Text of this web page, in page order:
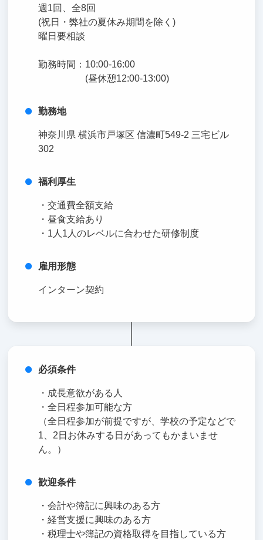
週1回、全8回
(祝日・弊社の夏休み期間を除く)
曜日要相談
勤務時間：10:00-16:00
(昼休憩12:00-13:00)
勤務地
神奈川県 横浜市戸塚区 信濃町549-2 三宅ビル
302
福利厚生
・交通費全額支給
・昼食支給あり
・1人1人のレベルに合わせた研修制度
雇用形態
インターン契約
必須条件
・成長意欲がある人
・全日程参加可能な方
（全日程参加が前提ですが、学校の予定などで
1、2日お休みする日があってもかまいませ
ん。）
歓迎条件
・会計や簿記に興味のある方
・経営支援に興味のある方
・税理士や簿記の資格取得を目指している方